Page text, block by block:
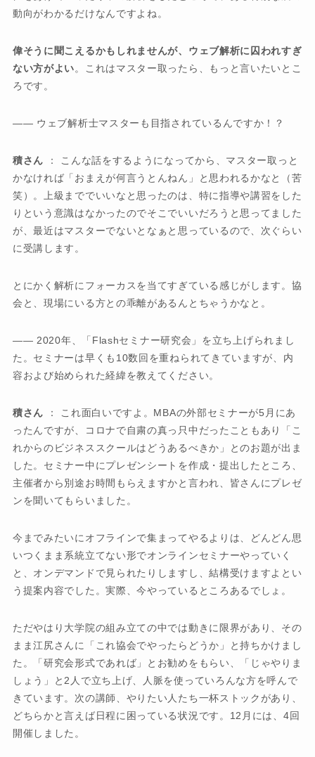
動向がわかるだけなんですよね。
偉そうに聞こえるかもしれませんが、ウェブ解析に囚われすぎ
ない方がよい。これはマスター取ったら、もっと言いたいとこ
ろです。
―― ウェブ解析士マスターも目指されているんですか！？
積さん ： こんな話をするようになってから、マスター取っと
かなければ「おまえが何言うとんねん」と思われるかなと（苦
笑）。上級まででいいなと思ったのは、特に指導や講習をした
りという意識はなかったのでそこでいいだろうと思ってました
が、最近はマスターでないとなぁと思っているので、次ぐらい
に受講します。
とにかく解析にフォーカスを当てすぎている感じがします。協
会と、現場にいる方との乖離があるんとちゃうかなと。
―― 2020年、「Flashセミナー研究会」を立ち上げられまし
た。セミナーは早くも10数回を重ねられてきていますが、内
容および始められた経緯を教えてください。
積さん ： これ面白いですよ。MBAの外部セミナーが5月にあ
ったんですが、コロナで自粛の真っ只中だったこともあり「こ
れからのビジネススクールはどうあるべきか」とのお題が出ま
した。セミナー中にプレゼンシートを作成・提出したところ、
主催者から別途お時間もらえますかと言われ、皆さんにプレゼ
ンを聞いてもらいました。
今までみたいにオフラインで集まってやるよりは、どんどん思
いつくまま系統立てない形でオンラインセミナーやっていく
と、オンデマンドで見られたりしますし、結構受けますよとい
う提案内容でした。実際、今やっているところあるでしょ。
ただやはり大学院の組み立ての中では動きに限界があり、その
まま江尻さんに「これ協会でやったらどうか」と持ちかけまし
た。「研究会形式であれば」とお勧めをもらい、「じゃやりま
しょう」と2人で立ち上げ、人脈を使っていろんな方を呼んで
きています。次の講師、やりたい人たち一杯ストックがあり、
どちらかと言えば日程に困っている状況です。12月には、4回
開催しました。